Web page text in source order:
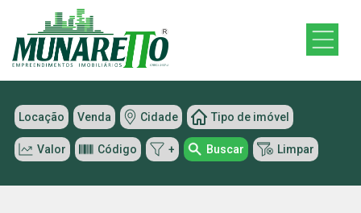
Locação Venda Cidade Tipo de imóvel
Valor Código + Buscar Limpar